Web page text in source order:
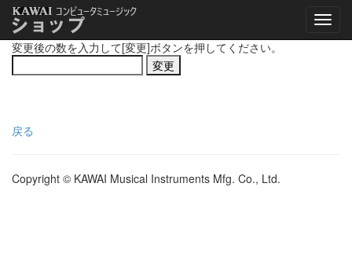
変更後の数を入力して[変更]ボタンを押してください。
戻る
Copyright © KAWAI Musical Instruments Mfg. Co., Ltd.